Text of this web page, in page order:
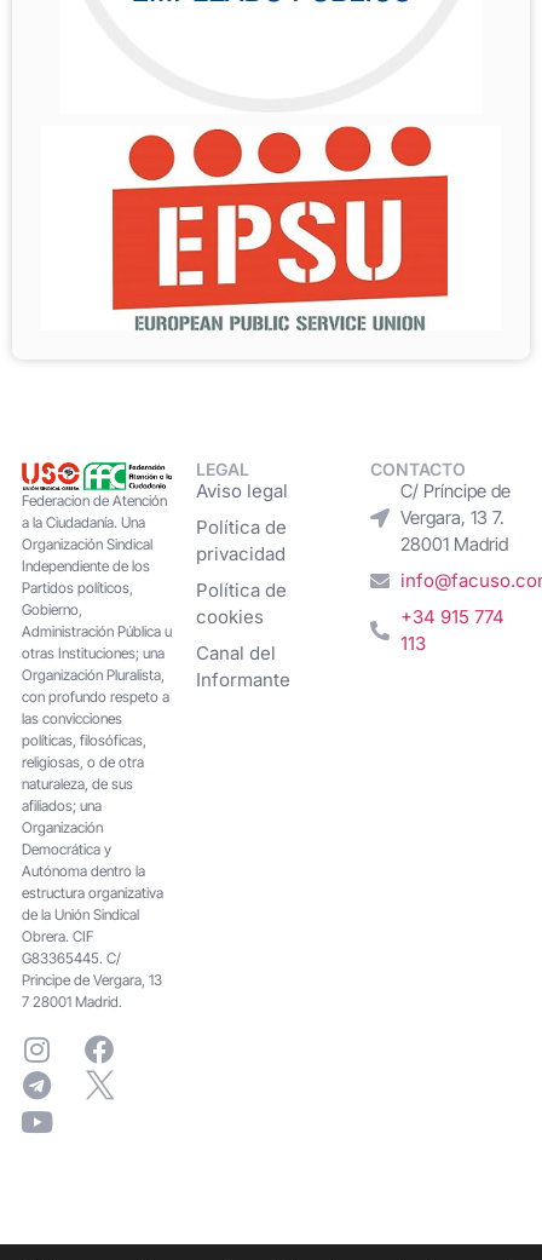
Federacion de Atención
a la Ciudadanía. Una
Organización Sindical
Independiente de los
Partidos políticos,
Gobierno,
Administración Pública u
otras Instituciones; una
Organización Pluralista,
con profundo respeto a
las convicciones
políticas, filosóficas,
religiosas, o de otra
naturaleza, de sus
afiliados; una
Organización
Democrática y
Autónoma dentro la
estructura organizativa
de la Unión Sindical
Obrera. CIF
G83365445. C/
Principe de Vergara, 13
7 28001 Madrid.
LEGAL
Aviso legal
Política de
privacidad
Política de
cookies
Canal del
Informante
CONTACTO
C/ Príncipe de
Vergara, 13 7.
28001 Madrid
+34 915 774
113